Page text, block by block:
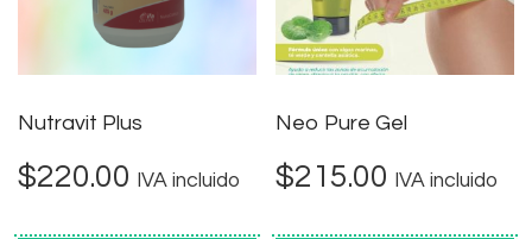
Nutravit Plus
$220.00 IVA incluido
Neo Pure Gel
$215.00 IVA incluido